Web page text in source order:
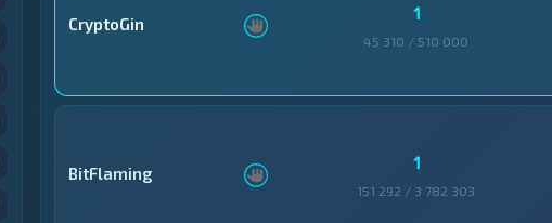
CryptoGin 1
45 310 / 510 000
BitFlaming 1
151 292 / 3 782 303